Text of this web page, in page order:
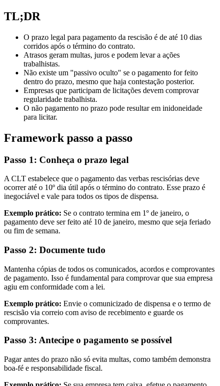
TL;DR
O prazo legal para pagamento da rescisão é de até 10 dias
corridos após o término do contrato.
Atrasos geram multas, juros e podem levar a ações
trabalhistas.
Não existe um "passivo oculto" se o pagamento for feito
dentro do prazo, mesmo que haja contestação posterior.
Empresas que participam de licitações devem comprovar
regularidade trabalhista.
O não pagamento no prazo pode resultar em inidoneidade
para licitar.
Framework passo a passo
Passo 1: Conheça o prazo legal
A CLT estabelece que o pagamento das verbas rescisórias deve
ocorrer até o 10º dia útil após o término do contrato. Esse prazo é
inegociável e vale para todos os tipos de dispensa.
Exemplo prático: Se o contrato termina em 1º de janeiro, o
pagamento deve ser feito até 10 de janeiro, mesmo que seja feriado
ou fim de semana.
Passo 2: Documente tudo
Mantenha cópias de todos os comunicados, acordos e comprovantes
de pagamento. Isso é fundamental para comprovar que sua empresa
agiu em conformidade com a lei.
Exemplo prático: Envie o comunicizado de dispensa e o termo de
rescisão via correio com aviso de recebimento e guarde os
comprovantes.
Passo 3: Antecipe o pagamento se possível
Pagar antes do prazo não só evita multas, como também demonstra
boa-fé e responsabilidade fiscal.